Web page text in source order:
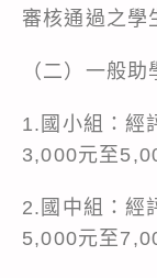
審核通過之學
（二）一般助
1.國小組：經
3,000元至
2.國中組：經
5,000元至